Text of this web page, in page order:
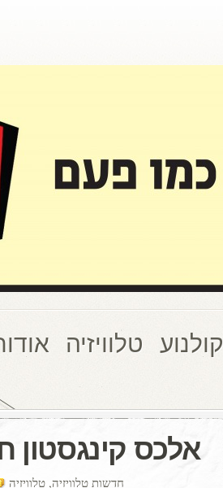
קולנוע טלוויזיה
אלכס קינגסטון
חדשות טלוויזיה, טלוויזיה